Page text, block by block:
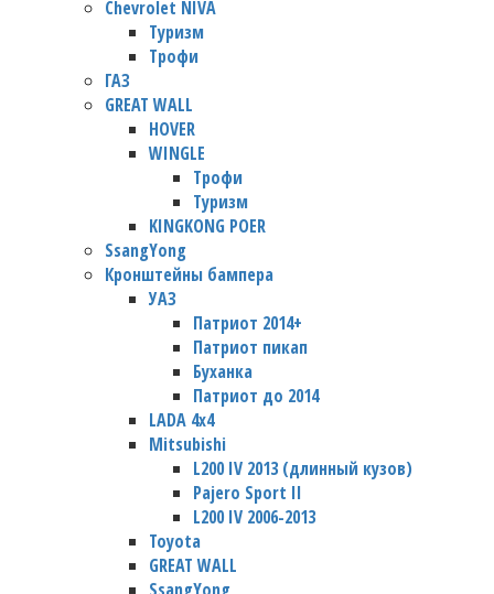
Chevrolet NIVA
Туризм
Трофи
ГАЗ
GREAT WALL
HOVER
WINGLE
Трофи
Туризм
KINGKONG POER
SsangYong
Кронштейны бампера
УАЗ
Патриот 2014+
Патриот пикап
Буханка
Патриот до 2014
LADA 4x4
Mitsubishi
L200 IV 2013 (длинный кузов)
Pajero Sport II
L200 IV 2006-2013
Toyota
GREAT WALL